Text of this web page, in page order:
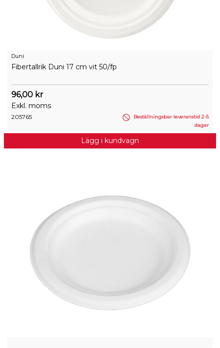
Duni
Fibertallrik Duni 17 cm vit 50/fp
96,00 kr
Exkl. moms
205765
Beställningsbar leveranstid 2-5
dagar
Lägg i kundvagn